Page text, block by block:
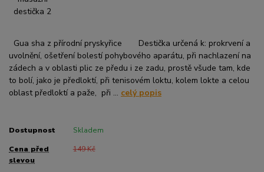
Gua sha z přírodní pryskyřice Destička určená k: prokrvení a
uvolnění, ošetření bolestí pohybového aparátu, při nachlazení na
zádech a v oblasti plic ze předu i ze zadu, prostě všude tam, kde
to bolí, jako je předloktí, při tenisovém loktu, kolem lokte a celou
oblast předloktí a paže, při ... celý popis
Dostupnost Skladem
Cena před
slevou
149 Kč